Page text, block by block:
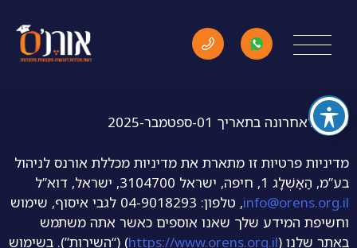
מדיניות פרטיות
עודכן לאחרונה בתאריך 01-ספטמבר-2025
מדיניות פרטיות זו מתארת את מדיניות מכללת אורנס לניהול
בע”מ, הַאַשְׁלָג 1, חיפה, ישראל 3104700, ישראל, דוא”ל
info@orens.org.il
, טלפון: 04-9018293 לגבי איסוף, שימוש
וחשיפת המידע שלך שאנו אוספים כאשר אתה משתמש
באתר שלנו (https://www.orens.org.il) (“השירות”). בשימוש